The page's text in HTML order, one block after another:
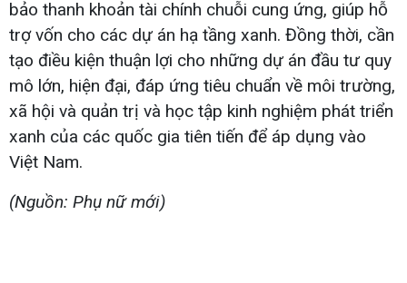
bảo thanh khoản tài chính chuỗi cung ứng, giúp hỗ
trợ vốn cho các dự án hạ tầng xanh. Đồng thời, cần
tạo điều kiện thuận lợi cho những dự án đầu tư quy
mô lớn, hiện đại, đáp ứng tiêu chuẩn về môi trường,
xã hội và quản trị và học tập kinh nghiệm phát triển
xanh của các quốc gia tiên tiến để áp dụng vào
Việt Nam.
(Nguồn: Phụ nữ mới)